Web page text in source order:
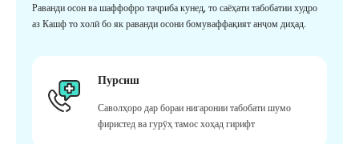
Раванди осон ва шаффофро таҷриба кунед, то саёҳати табобатии худро
аз Кашф то холӣ бо як раванди осони бомуваффақият анҷом диҳад.
Пурсиш
Саволҳоро дар бораи нигаронии табобати шумо
фиристед ва гурӯҳ тамос хоҳад гирифт